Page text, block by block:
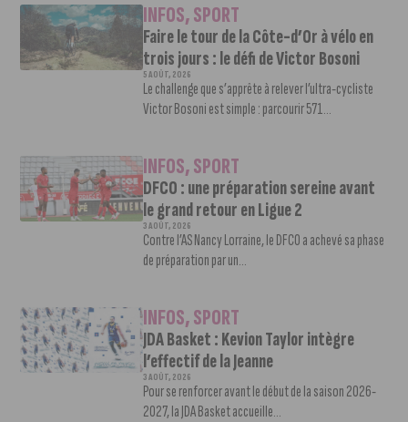
INFOS,SPORT
Faire le tour de la Côte-d’Or à vélo en
trois jours : le défi de Victor Bosoni
5 AOÛT, 2026
Le challenge que s’apprête à relever l’ultra-cycliste
Victor Bosoni est simple : parcourir 571...
INFOS,SPORT
DFCO : une préparation sereine avant
le grand retour en Ligue 2
3 AOÛT, 2026
Contre l’AS Nancy Lorraine, le DFCO a achevé sa phase
de préparation par un...
INFOS,SPORT
JDA Basket : Kevion Taylor intègre
l’effectif de la Jeanne
3 AOÛT, 2026
Pour se renforcer avant le début de la saison 2026-
2027, la JDA Basket accueille...